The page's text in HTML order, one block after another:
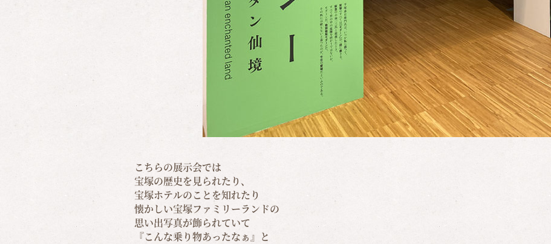
こちらの展示会では
宝塚の歴史を見られたり、
宝塚ホテルのことを知れたり
懐かしい宝塚ファミリーランドの
思い出写真が飾られていて
『こんな乗り物あったなぁ』と